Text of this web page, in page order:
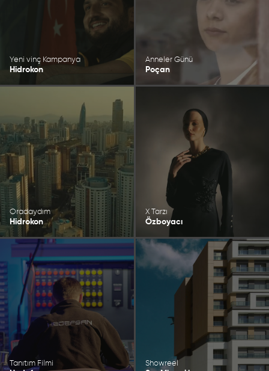
Yeni vinç Kampanya
Hidrokon
Anneler Günü
Poçan
Oradaydım
Hidrokon
X Tarzı
Özboyacı
Tanıtım Filmi Showreel